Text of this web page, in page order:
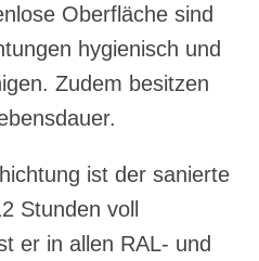
Oberfläche sind
hygienisch und
Zudem besitzen
ist der sanierte
Stunden voll
er in allen RAL- und